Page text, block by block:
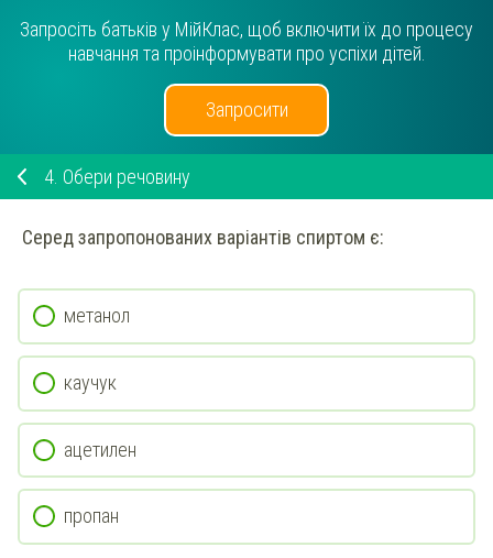
Запросіть батьків у МійКлас, щоб включити їх до процесу
навчання та проінформувати про успіхи дітей.
Запросити
4. Обери речовину
Серед запропонованих варіантів спиртом є:
метанол
каучук
ацетилен
пропан